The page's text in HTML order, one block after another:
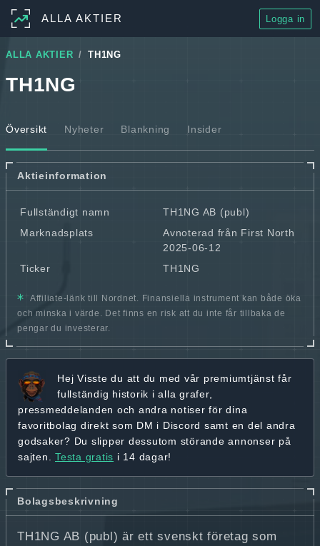
ALLA AKTIER Logga in
ALLA AKTIER TH1NG
TH1NG
Översikt Nyheter Blankning Insider
Aktieinformation
Fullständigt namn
TH1NG AB (publ)
Marknadsplats
Avnoterad från First North
2025-06-12
Ticker
TH1NG
Affiliate-länk till Nordnet. Finansiella instrument kan både öka
och minska i värde. Det finns en risk att du inte får tillbaka de
pengar du investerar.
Hej Visste du att du med vår premiumtjänst får
fullständig historik i alla grafer,
pressmeddelanden och andra notiser för dina
favoritbolag direkt som DM i Discord samt en del andra
godsaker? Du slipper dessutom störande annonser på
sajten. Testa gratis i 14 dagar!
Bolagsbeskrivning
TH1NG AB (publ) är ett svenskt företag som